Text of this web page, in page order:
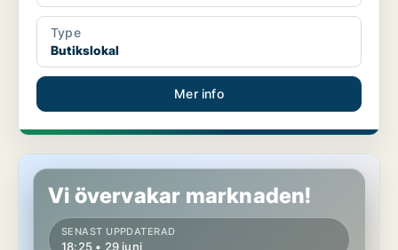
Type
Butikslokal
Mer info
Butikslokal i Malmö Centrum
Vi övervakar marknaden!
SENAST UPPDATERAD
18:25 • 29 juni